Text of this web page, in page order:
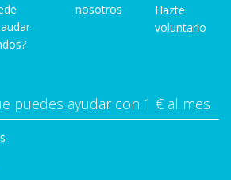
nosotros
Hazte
voluntario
puedes ayudar con 1 € al mes